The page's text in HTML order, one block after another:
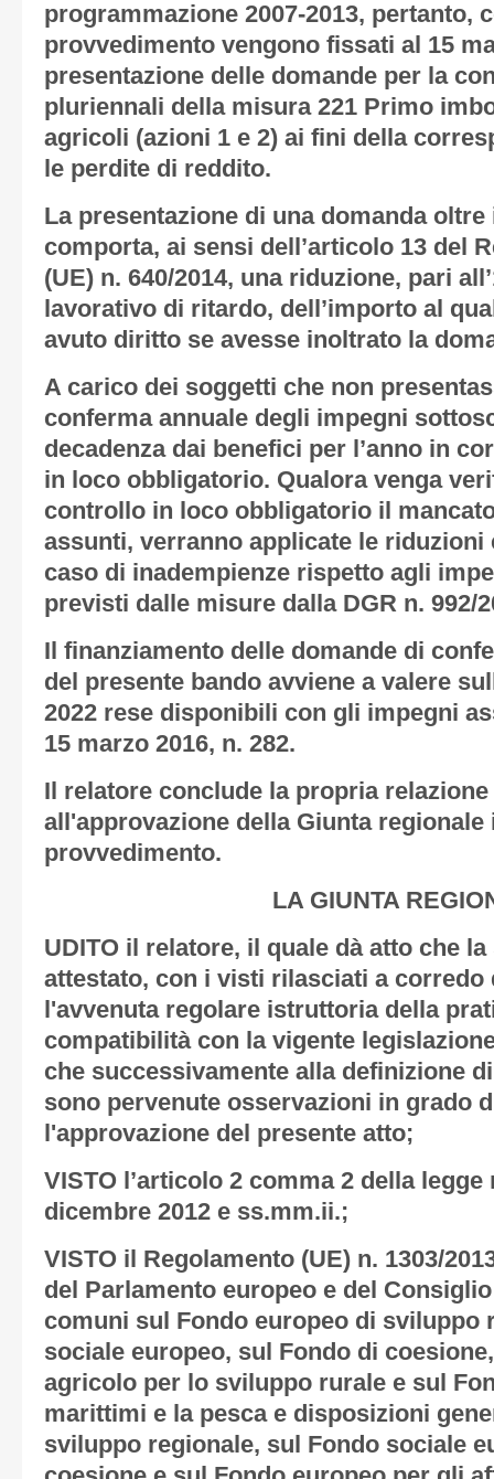
programmazione 2007-2013, pertanto,
provvedimento vengono fissati al 15
presentazione delle domande per la
pluriennali della misura 221 Primo
agricoli (azioni 1 e 2) ai fini della
le perdite di reddito.
La presentazione di una domanda
comporta, ai sensi dell’articolo 13 del
(UE) n. 640/2014, una riduzione, pari
lavorativo di ritardo, dell’importo al
avuto diritto se avesse inoltrato la
A carico dei soggetti che non
conferma annuale degli impegni
decadenza dai benefici per l’anno in
in loco obbligatorio. Qualora venga
controllo in loco obbligatorio il
assunti, verranno applicate le
caso di inadempienze rispetto agli
previsti dalle misure dalla DGR n. 992/
Il finanziamento delle domande di
del presente bando avviene a valere
2022 rese disponibili con gli impegni
15 marzo 2016, n. 282.
Il relatore conclude la propria
all'approvazione della Giunta regionale
provvedimento.
LA GIUNTA
UDITO il relatore, il quale dà atto che
attestato, con i visti rilasciati a corredo
l'avvenuta regolare istruttoria della
compatibilità con la vigente
che successivamente alla definizione
sono pervenute osservazioni in grado
l'approvazione del presente atto;
VISTO l’articolo 2 comma 2 della legge
dicembre 2012 e ss.mm.ii.;
VISTO il Regolamento (UE) n. 1303/
del Parlamento europeo e del
comuni sul Fondo europeo di sviluppo
sociale europeo, sul Fondo di
agricolo per lo sviluppo rurale e sul
marittimi e la pesca e disposizioni
sviluppo regionale, sul Fondo sociale